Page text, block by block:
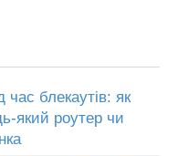
час блекаутів: як
який роутер чи